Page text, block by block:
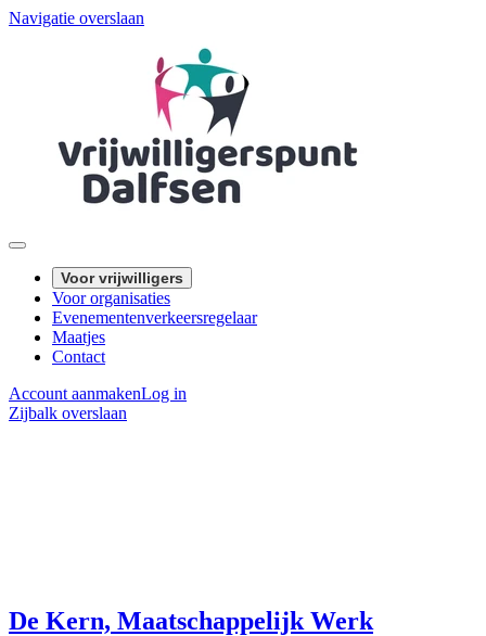
Navigatie overslaan
Voor vrijwilligers
Voor organisaties
Evenementenverkeersregelaar
Maatjes
Contact
Account aanmakenLog in
Zijbalk overslaan
De Kern, Maatschappelijk Werk